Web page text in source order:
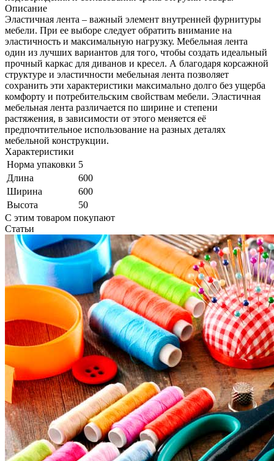
Описание
Эластичная лента – важный элемент внутренней фурнитуры
мебели. При ее выборе следует обратить внимание на
эластичность и максимальную нагрузку. Мебельная лента
один из лучших вариантов для того, чтобы создать идеальный
прочный каркас для диванов и кресел. А благодаря корсажной
структуре и эластичности мебельная лента позволяет
сохранить эти характеристики максимально долго без ущерба
комфорту и потребительским свойствам мебели. Эластичная
мебельная лента различается по ширине и степени
растяжения, в зависимости от этого меняется её
предпочтительное использование на разных деталях
мебельной конструкции.
Характеристики
Норма упаковки 5
Длина
600
Ширина
600
Высота
50
С этим товаром покупают
Статьи